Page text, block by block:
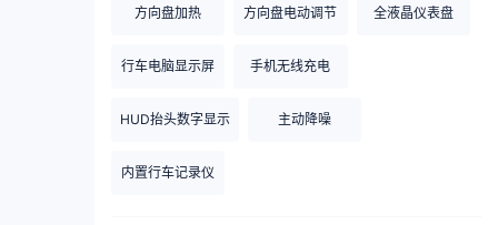
方向盘加热 方向盘电动调节 全液晶仪表盘
行车电脑显示屏 手机无线充电
HUD抬头数字显示 主动降噪
内置行车记录仪